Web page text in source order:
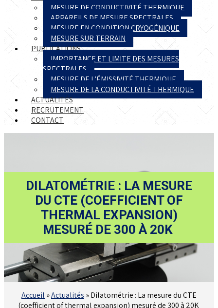
MESURE DE CONDUCTIVITÉ THERMIQUE
APPAREILS DE MESURE SPECTRALES
MESURE EN CONDITION CRYOGÉNIQUE
MESURE SUR TERRAIN
PUBLICATIONS
IMPORTANCE ET LIMITE DES MESURES
SPECTRALES
MESURE DE L’ÉMISSIVITÉ THERMIQUE
MESURE DE LA CONDUCTIVITÉ THERMIQUE
ACTUALITÉS
RECRUTEMENT
CONTACT
DILATOMÉTRIE : LA MESURE
DU CTE (COEFFICIENT OF
THERMAL EXPANSION)
MESURÉ DE 300 À 20K
Accueil »Actualités »Dilatométrie : La mesure du CTE
(coefficient of thermal expansion) mesuré de 300 à 20K